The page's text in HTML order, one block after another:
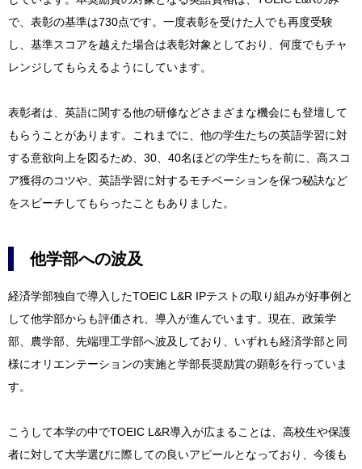
で、表彰の基準は730点です。一度表彰を受けた人でも再度受験
し、基準スコアを越えた場合は表彰対象としており、何度でもチャ
レンジしてもらえるようにしています。
表彰者は、英語に関する他の研修などさまざまな機会にも登壇して
もらうことがあります。これまでに、他の学生たちの英語学習に対
する意欲向上を図るため、30、40名ほどの学生たちを前に、高スコ
ア獲得のコツや、英語学習に対するモチベーションを保つ秘訣など
をスピーチしてもらったこともありました。
他学部への波及
経済学部独自で導入したTOEIC L&R IPテストの取り組みが好事例と
して他学部からも評価され、導入が進んでいます。現在、政策学
部、農学部、先端理工学部へ波及しており、いずれも経済学部と同
様にオリエンテーションの実施と学部長奨励賞の顕彰を行っていま
す。
こうして本学の中でTOEIC L&R導入が広まることは、高校生や保護
者に対して大学選びに際しての良いアピールとなっており、今後も